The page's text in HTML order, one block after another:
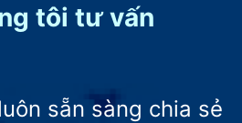
tôi tư vấn
sẵn sàng chia sẻ